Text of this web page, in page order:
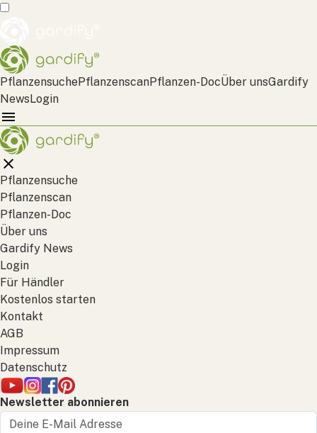
PflanzensuchePflanzenscanPflanzen-DocÜber unsGardify
NewsLogin
Pflanzensuche
Pflanzenscan
Pflanzen-Doc
Über uns
Gardify News
Login
Für Händler
Kostenlos starten
Kontakt
AGB
Impressum
Datenschutz
Newsletter abonnieren